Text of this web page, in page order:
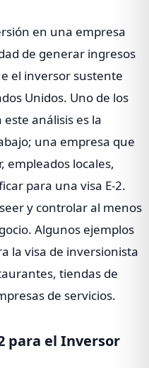
en una empresa
de generar ingresos
el inversor sustente
Unidos. Uno de los
análisis es la
una empresa que
empleados locales,
para una visa E-2.
y controlar al menos
Algunos ejemplos
la visa de inversionista
tiendas de
de servicios.
para el Inversor